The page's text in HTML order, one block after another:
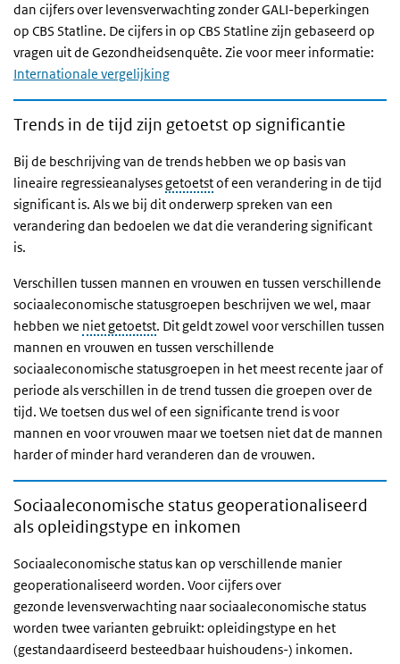
dan cijfers over levensverwachting zonder GALI-beperkingen
op CBS Statline. De cijfers in op CBS Statline zijn gebaseerd op
vragen uit de Gezondheidsenquête. Zie voor meer informatie:
Internationale vergelijking
Trends in de tijd zijn getoetst op significantie
Bij de beschrijving van de trends hebben we op basis van
lineaire regressieanalysesgetoetstof een verandering in de tijd
significant is. Als we bij dit onderwerp spreken van een
verandering dan bedoelen we dat die verandering significant
is.
Verschillen tussen mannen en vrouwen en tussen verschillende
sociaaleconomische statusgroepen beschrijven we wel, maar
hebben we niet getoetst. Dit geldt zowel voor verschillen tussen
mannen en vrouwen en tussen verschillende
sociaaleconomische statusgroepen in het meest recente jaar of
periode als verschillen in de trend tussen die groepen over de
tijd. We toetsen dus wel of een significante trend is voor
mannen en voor vrouwen maar we toetsen niet dat de mannen
harder of minder hard veranderen dan de vrouwen.
Sociaaleconomische status geoperationaliseerd
als opleidingstype en inkomen
Sociaaleconomische status kan op verschillende manier
geoperationaliseerd worden. Voor cijfers over
gezonde levensverwachting naar sociaaleconomische status
worden twee varianten gebruikt: opleidingstype en het
(gestandaardiseerd besteedbaar huishoudens-) inkomen.